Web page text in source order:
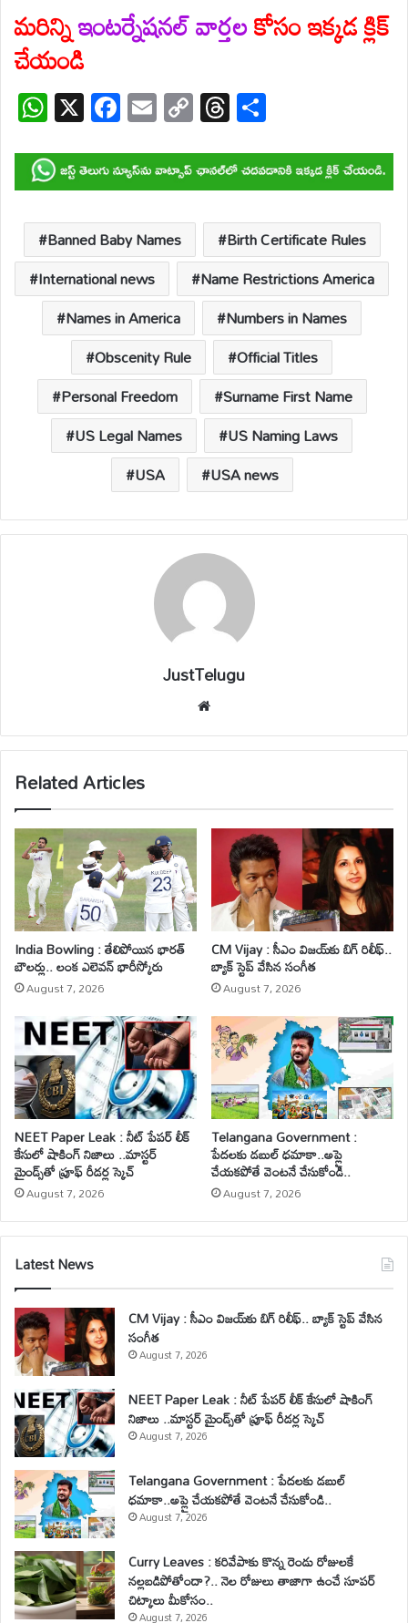
మరిన్నిఇంటర్నేషనల్ వార్తలకోసం ఇక్కడ క్లిక్
చేయండి
W
h
at
s
A
p
p
X F
ac
e
b
o
o
k
E
m
ail
C
o
p
y
Li
n
k
T
hr
e
a
d
s
ar
e
Banned Baby Names
Birth Certificate Rules
International news
Name Restrictions America
Names in America
Numbers in Names
Obscenity Rule
Official Titles
Personal Freedom
Surname First Name
US Legal Names
US Naming Laws
USA
USA news
JustTelugu
bsi
te
Related Articles
India Bowling : తేలిపోయిన భారత్
బౌలర్లు.. లంక ఎలెవన్ భారీస్కోరు
August 7, 2026
CM Vijay : సీఎం విజయ్‌కు బిగ్ రిలీఫ్..
బ్యాక్ స్టెప్ వేసిన సంగీత
August 7, 2026
NEET Paper Leak : నీట్ పేపర్ లీక్
కేసులో షాకింగ్ నిజాలు ..మాస్టర్
మైండ్స్‌తో ప్రూఫ్ రీడర్ల స్కెచ్
August 7, 2026
Telangana Government :
పేదలకు డబుల్ ధమాకా..అప్లై
చేయకపోతే వెంటనే చేసుకోండి..
August 7, 2026
Latest News
CM Vijay : సీఎం విజయ్‌కు బిగ్ రిలీఫ్.. బ్యాక్ స్టెప్ వేసిన
సంగీత
August 7, 2026
NEET Paper Leak : నీట్ పేపర్ లీక్ కేసులో షాకింగ్
నిజాలు ..మాస్టర్ మైండ్స్‌తో ప్రూఫ్ రీడర్ల స్కెచ్
August 7, 2026
Telangana Government : పేదలకు డబుల్
ధమాకా..అప్లై చేయకపోతే వెంటనే చేసుకోండి..
August 7, 2026
Curry Leaves : కరివేపాకు కొన్న రెండు రోజులకే
నల్లబడిపోతోందా?.. నెల రోజులు తాజాగా ఉంచే సూపర్
చిట్కాలు మీకోసం..
August 7, 2026